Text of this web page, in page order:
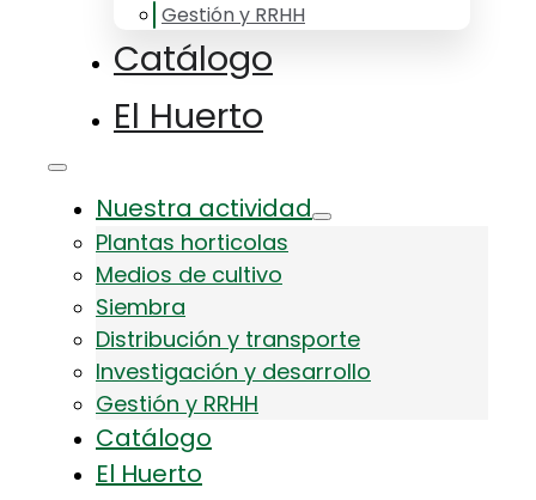
Gestión y RRHH
Catálogo
El Huerto
Nuestra actividad
Plantas horticolas
Medios de cultivo
Siembra
Distribución y transporte
Investigación y desarrollo
Gestión y RRHH
Catálogo
El Huerto